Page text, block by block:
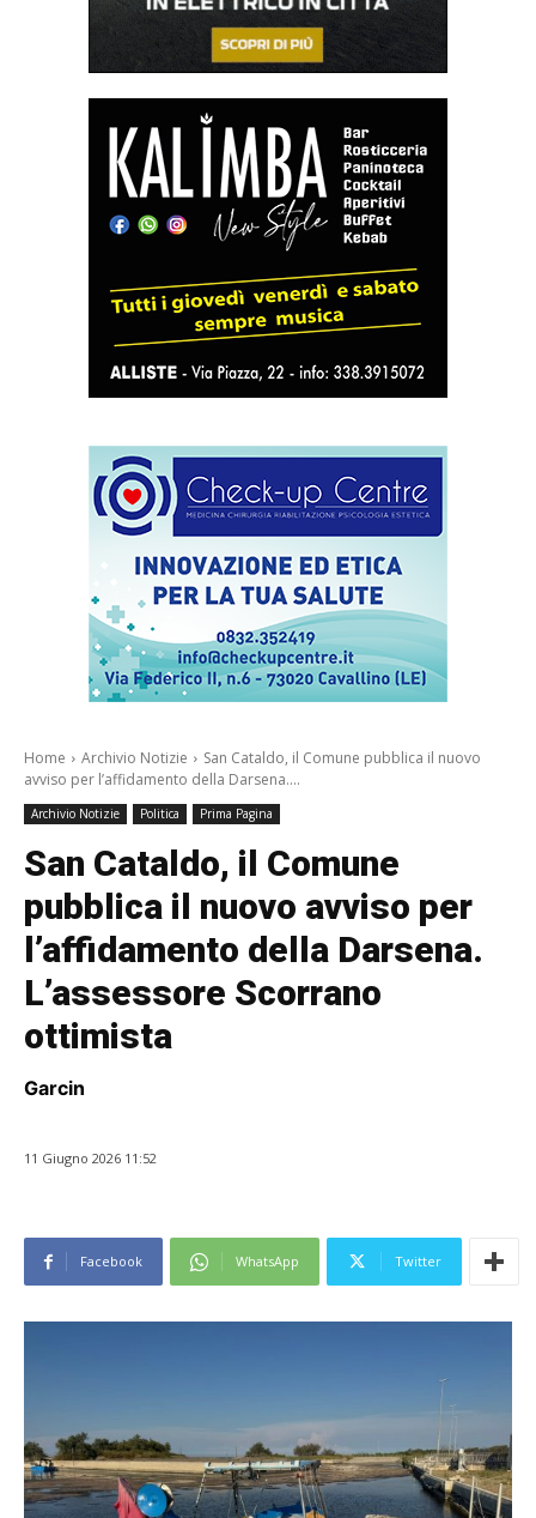
Home Archivio Notizie
San Cataldo, il Comune pubblica il nuovo
avviso per l’affidamento della Darsena....
Archivio Notizie Politica Prima Pagina
San Cataldo, il Comune
pubblica il nuovo avviso per
l’affidamento della Darsena.
L’assessore Scorrano
ottimista
Garcin
11 Giugno 2026 11:52
Facebook WhatsApp Twitter